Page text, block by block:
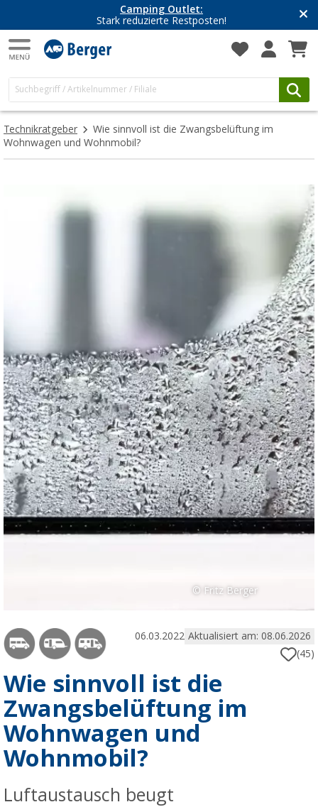
Camping Outlet:
Stark reduzierte Restposten!
Technikratgeber
Wie sinnvoll ist die Zwangsbelüftung im
Wohnwagen und Wohnmobil?
© Fritz Berger
06.03.2022 Aktualisiert am: 08.06.2026
(45)
Wie sinnvoll ist die
Zwangsbelüftung im
Wohnwagen und
Wohnmobil?
Luftaustausch beugt